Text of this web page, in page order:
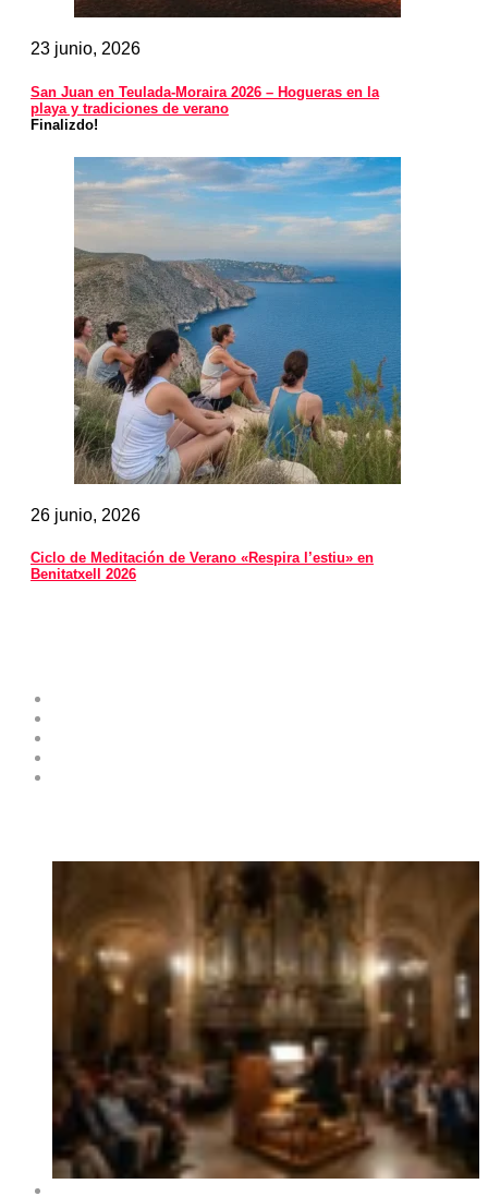
23 junio, 2026
San Juan en Teulada-Moraira 2026 – Hogueras en la
playa y tradiciones de verano
Finalizdo!
26 junio, 2026
Ciclo de Meditación de Verano «Respira l’estiu» en
Benitatxell 2026